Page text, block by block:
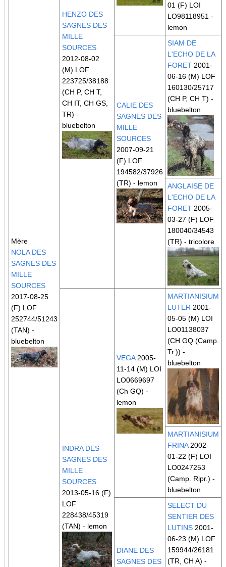
Mère
NOLA DES
SAGNES DES
MILLE
SOURCES
2017-08-25
(F) LOF
252744/51243
(TAN) -
bluebelton
HENZO DES
SAGNES DES
MILLE
SOURCES
2012-08-02
(M) LOF
223725/38188
(CH P, CH T,
CH IT, CH GS,
TR) -
bluebelton
01 (F) LOI
LO98118951 -
lemon
CALIE DES
SAGNES DES
MILLE
SOURCES
2007-09-21
(F) LOF
194582/37926
(TR) - lemon
SIAM DE
L'ECHO DE LA
FORET 2001-
06-16 (M) LOF
160130/25717
(CH P, CH T) -
bluebelton
ANGLAISE DE
L'ECHO DE LA
FORET 2005-
03-27 (F) LOF
180040/34543
(TR) - tricolore
INDRA DES
SAGNES DES
MILLE
SOURCES
2013-05-16 (F)
LOF
228438/45319
(TAN) - lemon
VEGA2005-
11-14 (M) LOI
LO0669697
(Ch GQ) -
lemon
MARTIANISIUM
LUTER 2001-
05-05 (M) LOI
LO01138037
(CH GQ (Camp.
Tr.)) -
bluebelton
MARTIANISIUM
FRINA2002-
01-22 (F) LOI
LO0247253
(Camp. Ripr.) -
bluebelton
DIANE DES
SAGNES DES
SELECT DU
SENTIER DES
LUTINS 2001-
06-23 (M) LOF
159944/26181
(TR, CH A) -